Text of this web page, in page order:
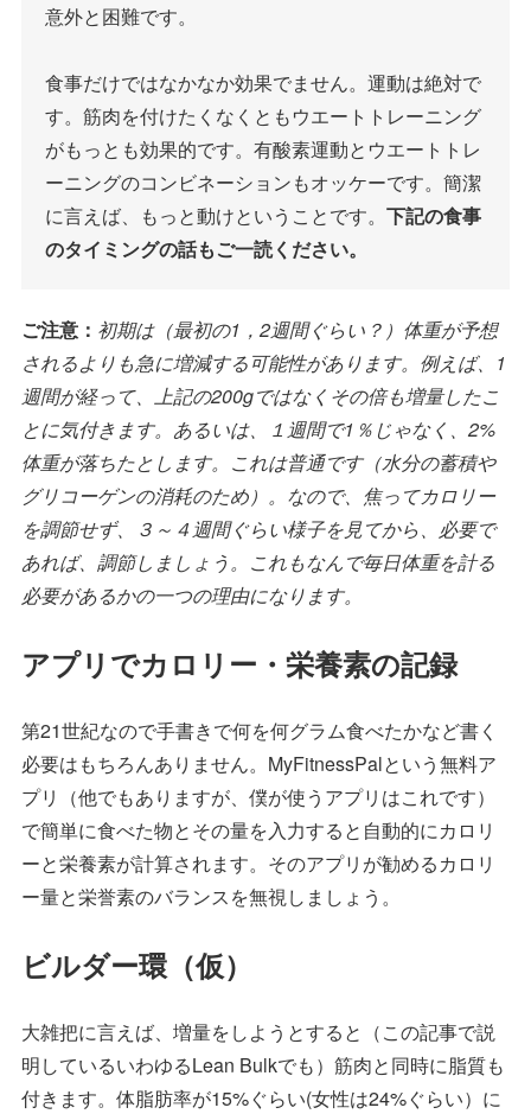
意外と困難です。
食事だけではなかなか効果でません。運動は絶対で
す。筋肉を付けたくなくともウエートトレーニング
がもっとも効果的です。有酸素運動とウエートトレ
ーニングのコンビネーションもオッケーです。簡潔
に言えば、もっと動けということです。 下記の食事
のタイミングの話もご一読ください。
ご注意： 初期は（最初の1，2週間ぐらい？）体重が予想
されるよりも急に増減する可能性があります。例えば、1
週間が経って、上記の200gではなくその倍も増量したこ
とに気付きます。あるいは、１週間で1％じゃなく、2%
体重が落ちたとします。これは普通です（水分の蓄積や
グリコーゲンの消耗のため）。なので、焦ってカロリー
を調節せず、３～４週間ぐらい様子を見てから、必要で
あれば、調節しましょう。これもなんで毎日体重を計る
必要があるかの一つの理由になります。
アプリでカロリー・栄養素の記録
第21世紀なので手書きで何を何グラム食べたかなど書く
必要はもちろんありません。MyFitnessPalという無料ア
プリ（他でもありますが、僕が使うアプリはこれです）
で簡単に食べた物とその量を入力すると自動的にカロリ
ーと栄養素が計算されます。そのアプリが勧めるカロリ
ー量と栄誉素のバランスを無視しましょう。
ビルダー環（仮）
大雑把に言えば、増量をしようとすると（この記事で説
明しているいわゆるLean Bulkでも）筋肉と同時に脂質も
付きます。体脂肪率が15%ぐらい(女性は24%ぐらい）に